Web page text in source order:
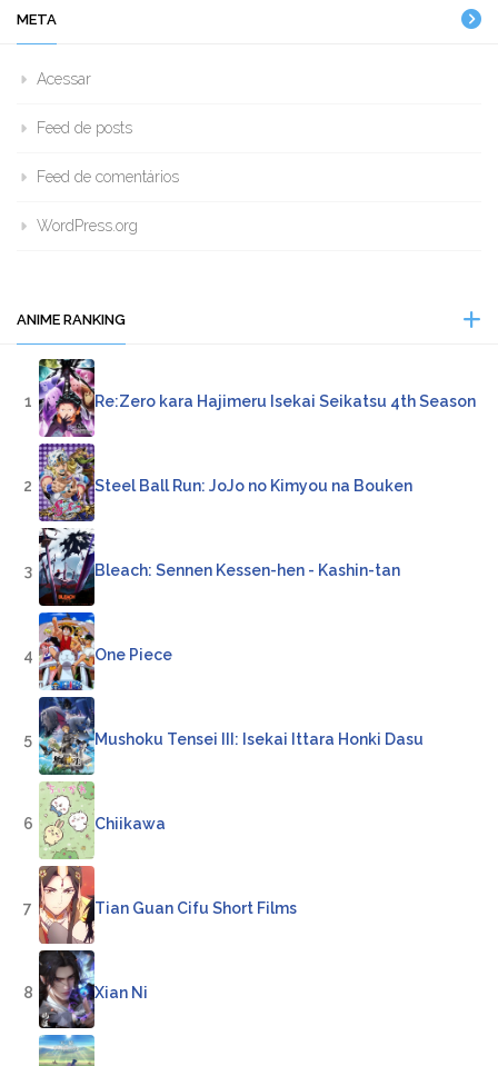
META
Acessar
Feed de posts
Feed de comentários
WordPress.org
ANIME RANKING
1 Re:Zero kara Hajimeru Isekai Seikatsu 4th Season
2 Steel Ball Run: JoJo no Kimyou na Bouken
3 Bleach: Sennen Kessen-hen - Kashin-tan
4 One Piece
5 Mushoku Tensei III: Isekai Ittara Honki Dasu
6 Chiikawa
7 Tian Guan Cifu Short Films
8 Xian Ni